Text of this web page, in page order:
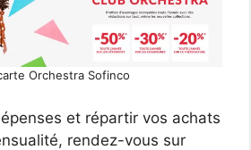
Orchestra Sofinco
et répartir vos achats
rendez-vous sur